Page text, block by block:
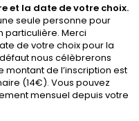
et la date de votre choix.
seule personne pour
particulière. Merci
de votre choix pour la
nous célèbrerons
montant de l’inscription est
(14€). Vous pouvez
mensuel depuis votre